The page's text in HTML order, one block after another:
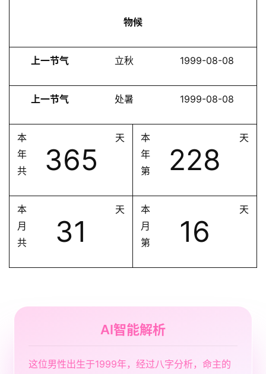
物候
上一节气 立秋 1999-08-08
上一节气 处暑 1999-08-08
本
年
共
365
天
本
年
第
228
天
本
月
共
31
天
本
月
第
16
天
AI智能解析
这位男性出生于1999年，经过八字分析，命主的